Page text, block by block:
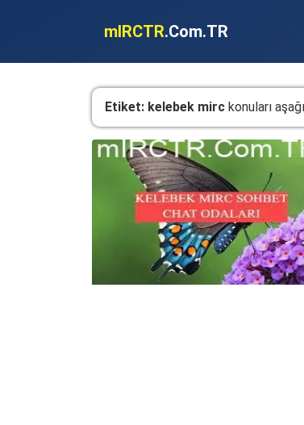
mIRCTR.Com.TR
Etiket: kelebek mirc konuları